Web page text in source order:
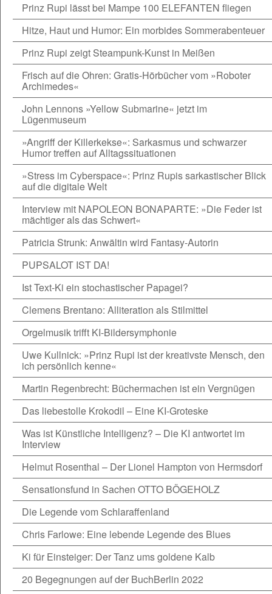
Prinz Rupi lässt bei Mampe 100 ELEFANTEN fliegen
Hitze, Haut und Humor: Ein morbides Sommerabenteuer
Prinz Rupi zeigt Steampunk-Kunst in Meißen
Frisch auf die Ohren: Gratis-Hörbücher vom »Roboter
Archimedes«
John Lennons »Yellow Submarine« jetzt im
Lügenmuseum
»Angriff der Killerkekse«: Sarkasmus und schwarzer
Humor treffen auf Alltagssituationen
»Stress im Cyberspace«: Prinz Rupis sarkastischer Blick
auf die digitale Welt
Interview mit NAPOLEON BONAPARTE: »Die Feder ist
mächtiger als das Schwert«
Patricia Strunk: Anwältin wird Fantasy-Autorin
PUPSALOT IST DA!
Ist Text-Ki ein stochastischer Papagei?
Clemens Brentano: Alliteration als Stilmittel
Orgelmusik trifft KI-Bildersymphonie
Uwe Kullnick: »Prinz Rupi ist der kreativste Mensch, den
ich persönlich kenne«
Martin Regenbrecht: Büchermachen ist ein Vergnügen
Das liebestolle Krokodil – Eine KI-Groteske
Was ist Künstliche Intelligenz? – Die KI antwortet im
Interview
Helmut Rosenthal – Der Lionel Hampton von Hermsdorf
Sensationsfund in Sachen OTTO BÖGEHOLZ
Die Legende vom Schlaraffenland
Chris Farlowe: Eine lebende Legende des Blues
Ki für Einsteiger: Der Tanz ums goldene Kalb
20 Begegnungen auf der BuchBerlin 2022